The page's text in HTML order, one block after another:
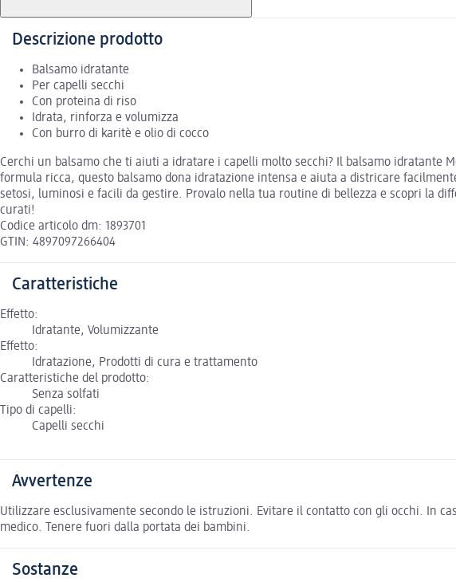
Descrizione prodotto
Balsamo idratante
Per capelli secchi
Con proteina di riso
Idrata, rinforza e volumizza
Con burro di karitè e olio di cocco
Cerchi un balsamo che ti aiuti a idratare i capelli molto secchi? Il balsamo idratante
formula ricca, questo balsamo dona idratazione intensa e aiuta a districare
setosi, luminosi e facili da gestire. Provalo nella tua routine di bellezza e scopri la
curati!
Codice articolo dm: 1893701
GTIN: 4897097266404
Caratteristiche
Effetto:
Idratante, Volumizzante
Effetto:
Idratazione, Prodotti di cura e trattamento
Caratteristiche del prodotto:
Senza solfati
Tipo di capelli:
Capelli secchi
Avvertenze
Utilizzare esclusivamente secondo le istruzioni. Evitare il contatto con gli occhi. In
medico. Tenere fuori dalla portata dei bambini.
Sostanze